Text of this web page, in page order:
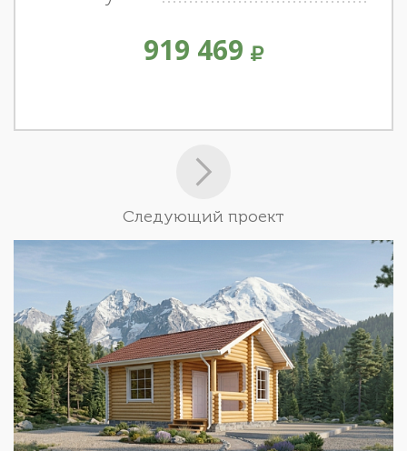
919 469
Следующий проект